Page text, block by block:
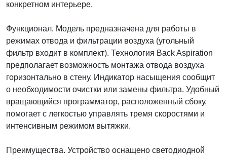
конкретном интерьере.
Функционал. Модель предназначена для работы в
режимах отвода и фильтрации воздуха (угольный
фильтр входит в комплект). Технология Back Aspiration
предполагает возможность монтажа отвода воздуха
горизонтально в стену. Индикатор насыщения сообщит
о необходимости очистки или замены фильтра. Удобный
вращающийся программатор, расположенный сбоку,
помогает с легкостью управлять тремя скоростями и
интенсивным режимом вытяжки.
Преимущества. Устройство оснащено светодиодной